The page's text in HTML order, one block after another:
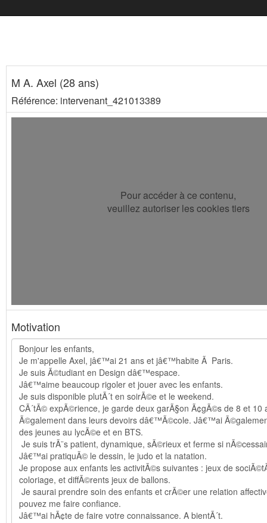
M A. Axel (28 ans)
Référence: intervenant_421013389
Pour accéder à ce contenu,
veuillez autoriser les cookies tiers
Motivation